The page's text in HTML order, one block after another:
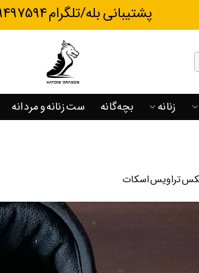
پشتیبانی بله/تلگرام 09129497594
زنانه بچه‌گانه ست زنانه و مردانه
تراویس اسکات